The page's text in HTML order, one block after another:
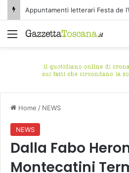
Appuntamenti letterari Festa de
Menu
Home / NEWS
NEWS
Dalla Fabo
Montecatini